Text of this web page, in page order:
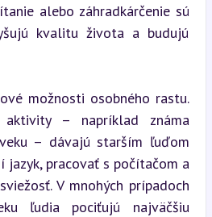
alebo záhradkárčenie sú
kvalitu života a budujú
možnosti osobného rastu.
aktivity – napríklad známa
– dávajú starším ľuďom
jazyk, pracovať s počítačom a
V mnohých prípadoch
ľudia pociťujú najväčšiu